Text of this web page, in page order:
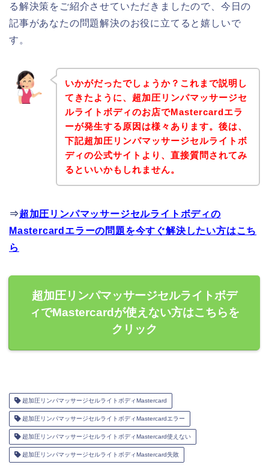
る解決策をご紹介させていただきましたので、今日の
記事があなたの問題解決のお役に立てると嬉しいで
す。
いかがだったでしょうか？これまで説明し
てきたように、超加圧リンパマッサージセ
ルライトボディのお店でMastercardエラ
ーが発生する原因は様々あります。後は、
下記超加圧リンパマッサージセルライトボ
ディの公式サイトより、直接質問されてみ
るといいかもしれません。
⇒超加圧リンパマッサージセルライトボディの
Mastercardエラーの問題を今すぐ解決したい方はこち
ら
超加圧リンパマッサージセルライトボデ
ィでMastercardが使えない方はこちらを
クリック
超加圧リンパマッサージセルライトボディMastercard
超加圧リンパマッサージセルライトボディMastercardエラー
超加圧リンパマッサージセルライトボディMastercard使えない
超加圧リンパマッサージセルライトボディMastercard失敗